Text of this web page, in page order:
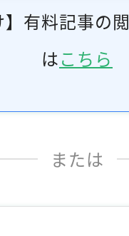
】有料記事の
はこちら
または